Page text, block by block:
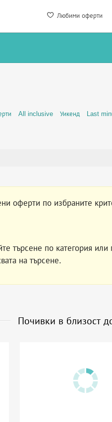
Любими оферти
All inclusive Уикенд Last
оферти по избраните
търсене по категория
на търсене.
Почивки в близост